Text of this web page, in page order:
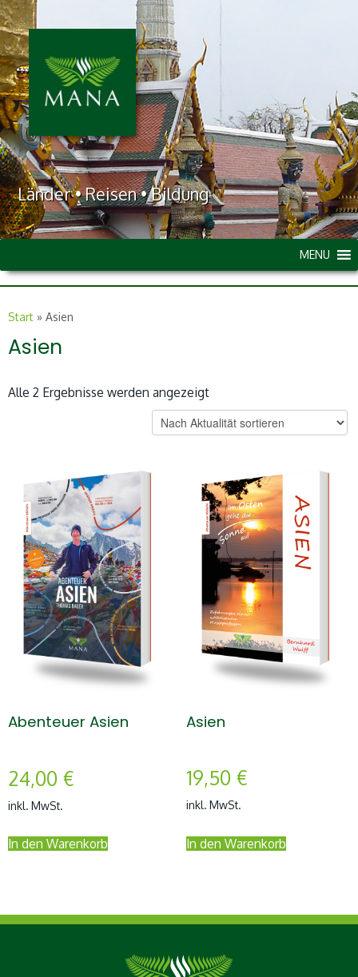
Länder • Reisen • Bildung
MENU
Start » Asien
Asien
Alle 2 Ergebnisse werden angezeigtNach
Aktualität
sortiert
Abenteuer Asien
24,00 €
inkl. MwSt.
In den Warenkorb
Asien
19,50 €
inkl. MwSt.
In den Warenkorb